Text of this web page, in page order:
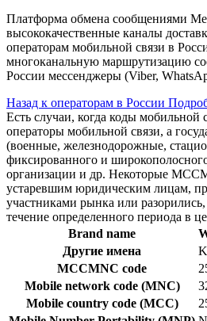
Платформа обмена сообщениями
высококачественные каналы
операторам мобильной связи в
многоканальную маршрутизацию
России мессенджеры (Viber,
Назад к операторам в России
Есть случаи, когда коды мобильной
операторы мобильной связи, а
(военные, железнодорожные,
фиксированного и
организации и др. Некоторые
устаревшим юридическим лицам,
участниками рынка или
течение определенного периода в
Brand name
Другие имена
MCCMNC code
Mobile network code (MNC)
Mobile country code (MCC)